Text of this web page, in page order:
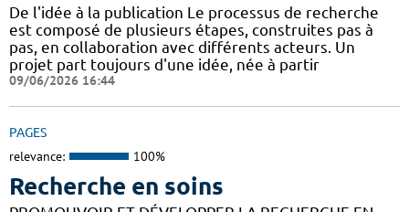
De l'idée à la publication Le processus de recherche
est composé de plusieurs étapes, construites pas à
pas, en collaboration avec différents acteurs. Un
projet part toujours d'une idée, née à partir
09/06/2026 16:44
PAGES
relevance: 100%
Recherche en soins